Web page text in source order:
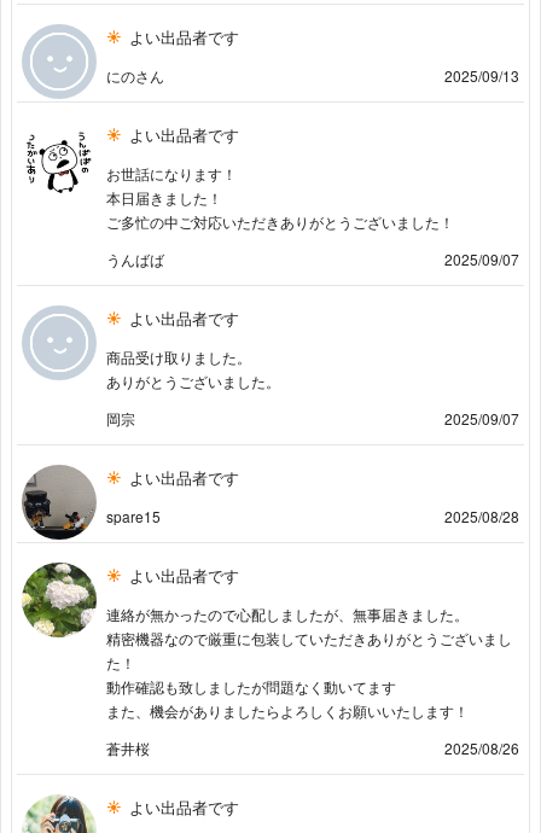
よい出品者です
にのさん 2025/09/13
よい出品者です
お世話になります！
本日届きました！
ご多忙の中ご対応いただきありがとうございました！
うんばば
2025/09/07
よい出品者です
商品受け取りました。
ありがとうございました。
岡宗
2025/09/07
よい出品者です
spare15 2025/08/28
よい出品者です
連絡が無かったので心配しましたが、無事届きました。
精密機器なので厳重に包装していただきありがとうございまし
た！
動作確認も致しましたが問題なく動いてます
また、機会がありましたらよろしくお願いいたします！
蒼井桜
2025/08/26
よい出品者です